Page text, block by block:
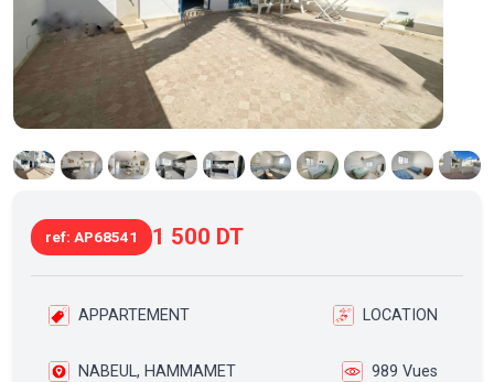
ref: AP68541 1 500 DT
APPARTEMENT LOCATION
NABEUL, HAMMAMET 989 Vues